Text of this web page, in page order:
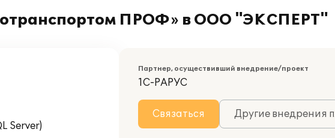
ПРОФ» в ООО "ЭКСПЕРТ"
Server)
Партнер, осуществивший внедрение/проект
1С-РАРУС
Связаться Другие внедрения